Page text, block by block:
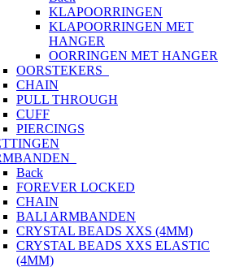
KLAPOORRINGEN
KLAPOORRINGEN MET
HANGER
OORRINGEN MET HANGER
OORSTEKERS
CHAIN
PULL THROUGH
CUFF
PIERCINGS
Back
FOREVER LOCKED
CHAIN
BALI ARMBANDEN
CRYSTAL BEADS XXS (4MM)
CRYSTAL BEADS XXS ELASTIC
(4MM)